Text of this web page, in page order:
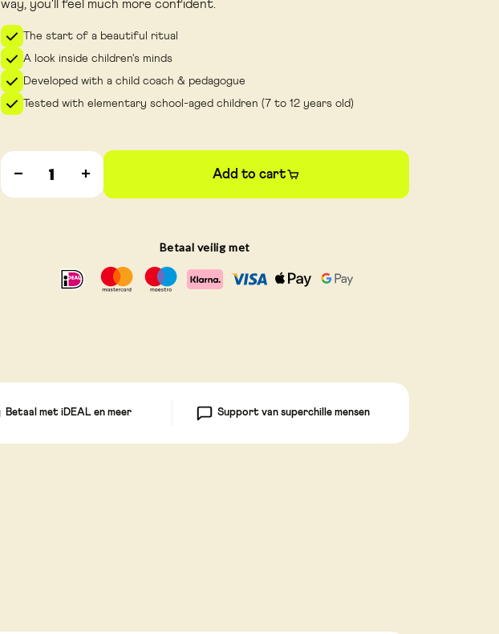
way, you'll feel much more confident.
The start of a beautiful ritual
A look inside children's minds
Developed with a child coach & pedagogue
Tested with elementary school-aged children (7 to 12 years old)
− + Add to cart
Betaal veilig met
Betaal met iDEAL en meer Support van superchille mensen